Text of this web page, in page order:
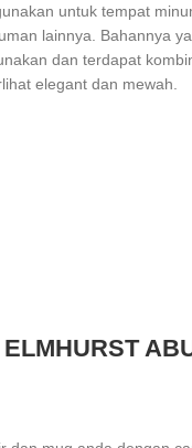
untuk tempat
lainnya. Bahannya
dan terdapat
elegant dan mewah.